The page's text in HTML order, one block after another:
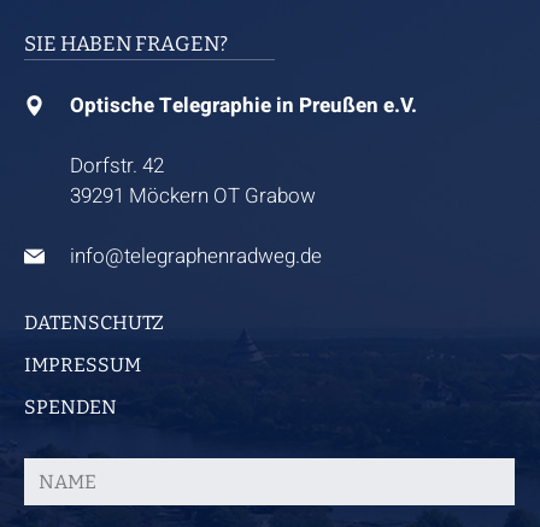
SIE HABEN FRAGEN?
Optische Telegraphie in Preußen e.V.
Dorfstr. 42
39291 Möckern OT Grabow
info@telegraphenradweg.de
DATENSCHUTZ
IMPRESSUM
SPENDEN